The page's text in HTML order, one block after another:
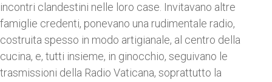
incontri clandestini nelle loro case. Invitavano altre
famiglie credenti, ponevano una rudimentale radio,
costruita spesso in modo artigianale, al centro della
cucina, e, tutti insieme, in ginocchio, seguivano le
trasmissioni della Radio Vaticana, soprattutto la